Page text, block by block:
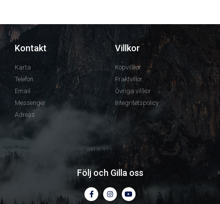
Kontakt
Karta
Telefon
Email
Messenger
Adress
Villkor
Köpvillkor
Fraktvillor
Övriga villkor
Integritetspolicy
Följ och Gilla oss